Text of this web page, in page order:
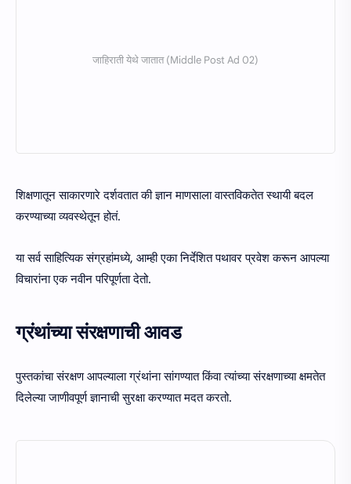
शिक्षणातून साकारणारे दर्शवतात की ज्ञान माणसाला वास्तविकतेत स्थायी बदल
करण्याच्या व्यवस्थेतून होतं.
या सर्व साहित्यिक संग्रहांमध्ये, आम्ही एका निर्देशित पथावर प्रवेश करून आपल्या
विचारांना एक नवीन परिपूर्णता देतो.
ग्रंथांच्या संरक्षणाची आवड
पुस्तकांचा संरक्षण आपल्याला ग्रंथांना सांगण्यात किंवा त्यांच्या संरक्षणाच्या क्षमतेत
दिलेल्या जाणीवपूर्ण ज्ञानाची सुरक्षा करण्यात मदत करतो.